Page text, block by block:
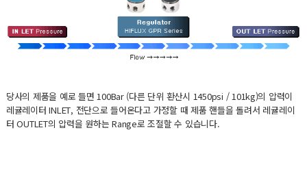
당사의 제품을 예로 들면 100Bar (다른 단위 환산시 1450psi / 101kg)의 압력이
레귤레이터 INLET, 전단으로 들어온다고 가정할 때 제품 핸들을 돌려서 레귤레이
터 OUTLET의 압력을 원하는 Range로 조절할 수 있습니다.